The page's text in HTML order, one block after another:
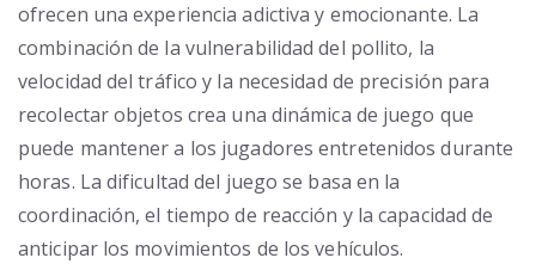
ofrecen una experiencia adictiva y emocionante. La
combinación de la vulnerabilidad del pollito, la
velocidad del tráfico y la necesidad de precisión para
recolectar objetos crea una dinámica de juego que
puede mantener a los jugadores entretenidos durante
horas. La dificultad del juego se basa en la
coordinación, el tiempo de reacción y la capacidad de
anticipar los movimientos de los vehículos.